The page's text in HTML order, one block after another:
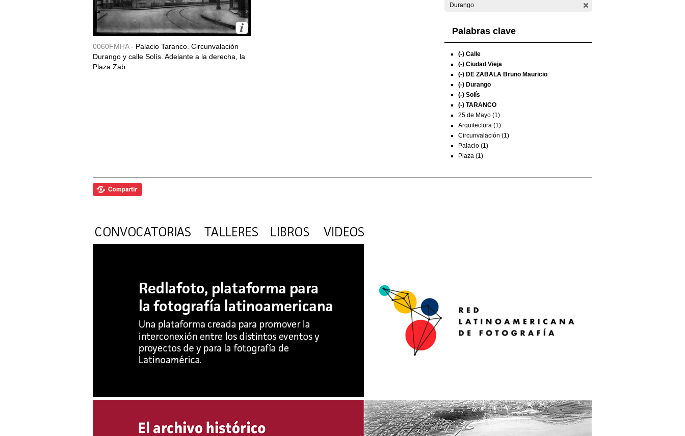
0060FMHA - Palacio Taranco. Circunvalación
Durango y calle Solís. Adelante a la derecha, la
Plaza Zab...
Durango
Palabras clave
(-) Calle
(-) Ciudad Vieja
(-) DE ZABALA Bruno Mauricio
(-) Durango
(-) Solís
(-) TARANCO
25 de Mayo (1)
Arquitectura (1)
Circunvalación (1)
Palacio (1)
Plaza (1)